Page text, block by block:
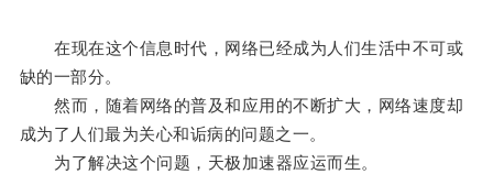
在现在这个信息时代，网络已经成为人们生活中不可或
缺的一部分。
然而，随着网络的普及和应用的不断扩大，网络速度却
成为了人们最为关心和诟病的问题之一。
为了解决这个问题，天极加速器应运而生。